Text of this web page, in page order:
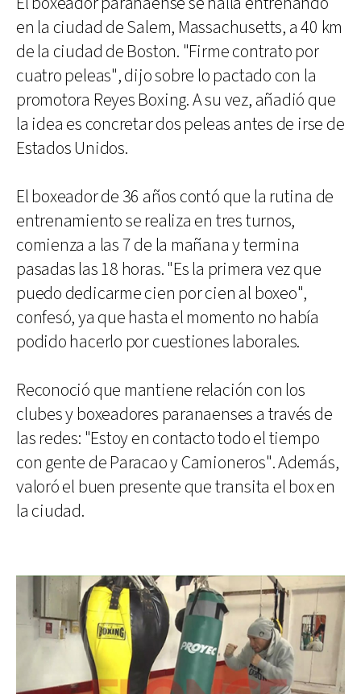
en la ciudad de Salem, Massachusetts, a 40 km
de la ciudad de Boston. "Firme contrato por
cuatro peleas", dijo sobre lo pactado con la
promotora Reyes Boxing. A su vez, añadió que
la idea es concretar dos peleas antes de irse de
Estados Unidos.
El boxeador de 36 años contó que la rutina de
entrenamiento se realiza en tres turnos,
comienza a las 7 de la mañana y termina
pasadas las 18 horas. "Es la primera vez que
puedo dedicarme cien por cien al boxeo",
confesó, ya que hasta el momento no había
podido hacerlo por cuestiones laborales.
Reconoció que mantiene relación con los
clubes y boxeadores paranaenses a través de
las redes: "Estoy en contacto todo el tiempo
con gente de Paracao y Camioneros". Además,
valoró el buen presente que transita el box en
la ciudad.